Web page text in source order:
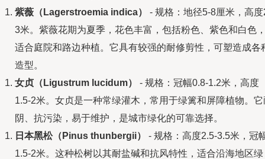
紫薇（Lagerstroemia indica）
- 规格：地径5-8厘米，高度
3米。紫薇花期为夏季，花色丰富，包括粉色、紫色和白色
适合庭院和路边种植。它具有较强的耐修剪性，可塑造成各
造型。
女贞（Ligustrum lucidum）
- 规格：冠幅0.8-1.2米，高度
1.5-2米。女贞是一种常绿灌木，常用于绿篱和屏障植物。它
阴、抗污染，易于维护，是城市绿化的可靠选择。
日本黑松（Pinus thunbergii）
- 规格：高度2.5-3.5米，冠
1.5-2米。这种松树以其耐盐碱和抗风特性，适合沿海地区绿